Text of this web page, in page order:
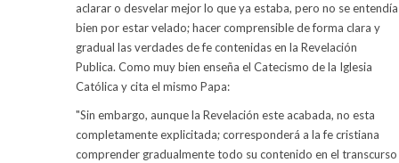
aclarar o desvelar mejor lo que ya estaba, pero no se entendía
bien por estar velado; hacer comprensible de forma clara y
gradual las verdades de fe contenidas en la Revelación
Publica. Como muy bien enseña el Catecismo de la Iglesia
Católica y cita el mismo Papa:
"Sin embargo, aunque la Revelación este acabada, no esta
completamente explicitada; corresponderá a la fe cristiana
comprender gradualmente todo su contenido en el transcurso